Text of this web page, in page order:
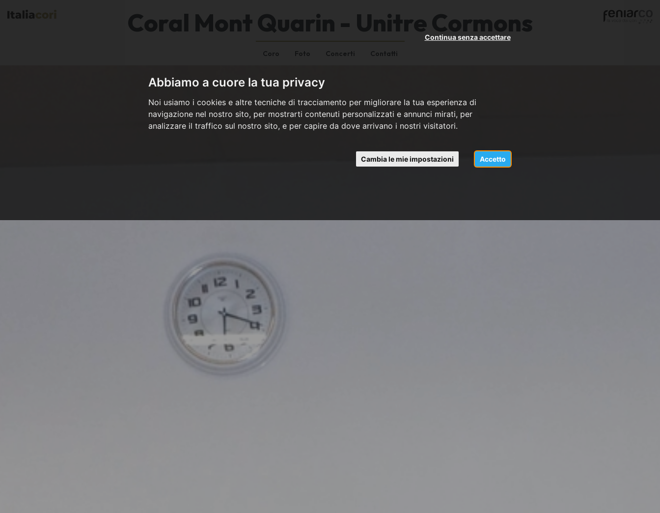
Abbiamo a cuore la tua privacy
Noi usiamo i cookies e altre tecniche di tracciamento per migliorare la tua esperienza di
navigazione nel nostro sito, per mostrarti contenuti personalizzati e annunci mirati, per
analizzare il traffico sul nostro sito, e per capire da dove arrivano i nostri visitatori.
Accetto
Continua senza accettare
Cambia le mie impostazioni
Coral Mont Quarin - Unitre Cormons
Coro Foto Concerti Contatti